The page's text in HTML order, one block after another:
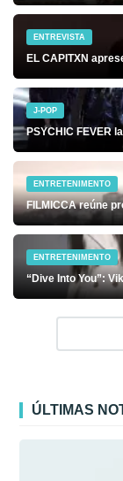
ENTREVISTA
EL CAPITXN
J-POP
PSYCHIC FEVER
ENTRETENIMENTO
FILMICCA reúne
ENTRETENIMENTO
“Dive Into You”:
ÚLTIMAS